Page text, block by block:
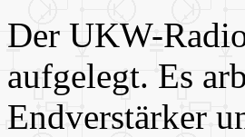
Der UKW-
aufgelegt. Es
Endverstärker